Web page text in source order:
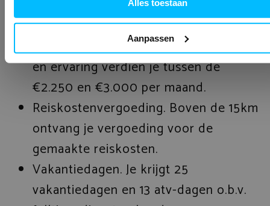
Alles toestaan
Aanpassen
vaste aanstelling. We gaan voor een
lange relatie!
Prima salaris. Afhankelijk van je leeftijd
en ervaring verdien je tussen de
€2.250 en €3.000 per maand.
Reiskostenvergoeding. Boven de 15km
ontvang je vergoeding voor de
gemaakte reiskosten.
Vakantiedagen. Je krijgt 25
vakantiedagen en 13 atv-dagen o.b.v.